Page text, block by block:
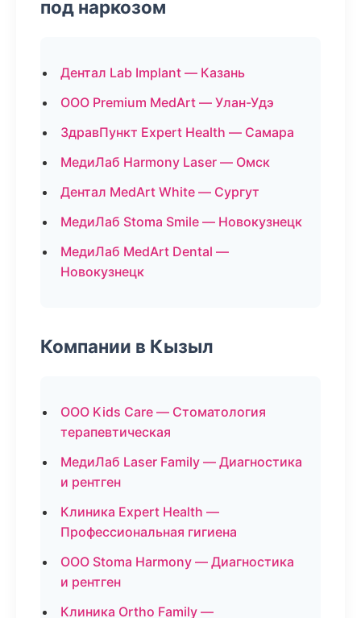
под наркозом
Дентал Lab Implant — Казань
ООО Premium MedArt — Улан-Удэ
ЗдравПункт Expert Health — Самара
МедиЛаб Harmony Laser — Омск
Дентал MedArt White — Сургут
МедиЛаб Stoma Smile — Новокузнецк
МедиЛаб MedArt Dental —
Новокузнецк
Компании в Кызыл
ООО Kids Care — Стоматология
терапевтическая
МедиЛаб Laser Family — Диагностика
и рентген
Клиника Expert Health —
Профессиональная гигиена
ООО Stoma Harmony — Диагностика
и рентген
Клиника Ortho Family —